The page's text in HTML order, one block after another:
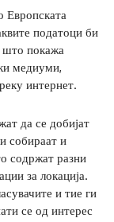
Европската
податоци би
што покажа
медиуми,
интернет.
да се добијат
собираат и
содржат разни
за локација.
и тие ги
се од интерес